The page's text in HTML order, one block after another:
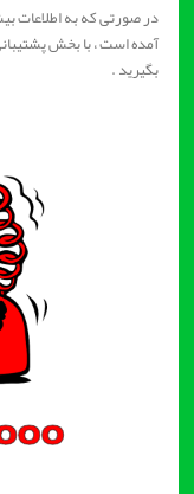
در صورتی که به اطلاعات
آمده است ، با بخش
بگیرید .